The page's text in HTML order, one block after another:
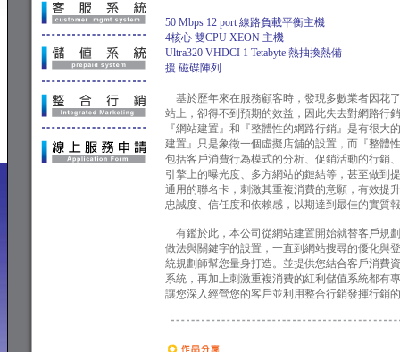
50 Mbps 12 port 線路負載平衡主機
4核心 雙CPU XEON 主機
Ultra320 VHDCI 1 Tetabyte 熱抽換熱備
援 磁碟陣列
基於歷年來在服務顧客時，發現多數業者因花
站上，卻得不到預期的效益，因此失去對網路行
『網站建置』和『整體性的網路行銷』是有很大
建置』只是象徵一個虛擬店舖的設置，而『整體
包括客戶消費行為模式的分析、促銷活動的行銷
引擎上的曝光度、多方網站的鏈結等，甚至做到
通用的聯名卡，刺激其重複消費的意願，有效提
忠誠度、信任度和依賴感，以期達到最佳的實質
有鑑於此，本公司從網站建置開始就替客戶規
做法與關鍵字的設置，一直到網站搜尋的優化與
統規劃師幫您量身打造。並提供您結合客戶消費
系統，再加上刺激重複消費的紅利儲值系統都有
讓您深入經營您的客戶並利用整合行銷發揮行銷